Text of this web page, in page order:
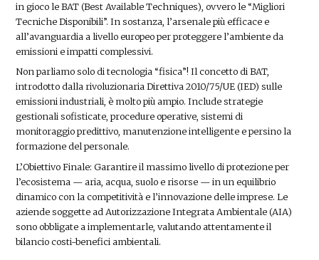
in gioco le BAT (Best Available Techniques), ovvero le “Migliori
Tecniche Disponibili”. In sostanza, l’arsenale più efficace e
all’avanguardia a livello europeo per proteggere l’ambiente da
emissioni e impatti complessivi.
Non parliamo solo di tecnologia “fisica”! Il concetto di BAT,
introdotto dalla rivoluzionaria Direttiva 2010/75/UE (IED) sulle
emissioni industriali, è molto più ampio. Include strategie
gestionali sofisticate, procedure operative, sistemi di
monitoraggio predittivo, manutenzione intelligente e persino la
formazione del personale.
L’Obiettivo Finale: Garantire il massimo livello di protezione per
l’ecosistema — aria, acqua, suolo e risorse — in un equilibrio
dinamico con la competitività e l’innovazione delle imprese. Le
aziende soggette ad Autorizzazione Integrata Ambientale (AIA)
sono obbligate a implementarle, valutando attentamente il
bilancio costi-benefici ambientali.